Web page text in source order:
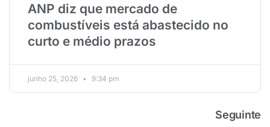
ANP diz que mercado de
combustíveis está abastecido no
curto e médio prazos
junho 25, 2026 9:34 pm
Seguinte